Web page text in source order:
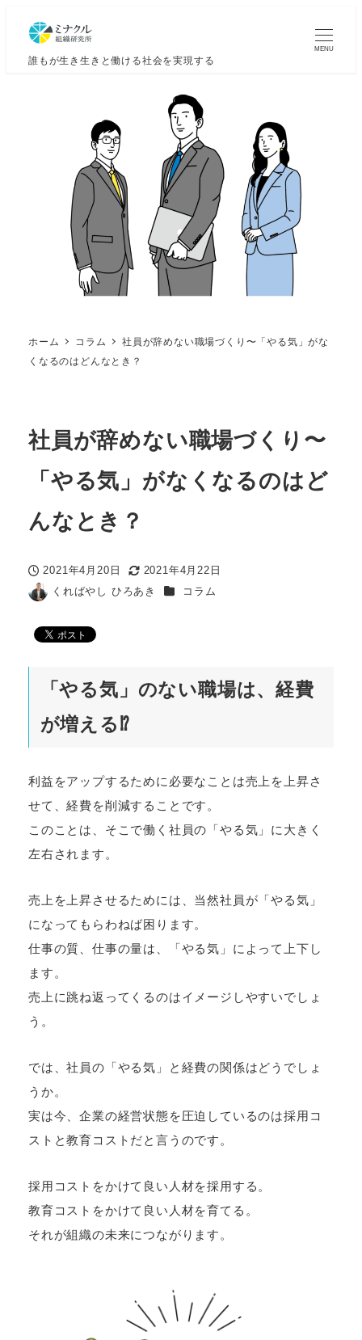
誰もが生き生きと働ける社会を実現する
MENU
ホーム コラム
社員が辞めない職場づくり〜「やる気」がな
くなるのはどんなとき？
社員が辞めない職場づくり〜
「やる気」がなくなるのはど
んなとき？
投稿日
2021年4月20日
更新日
2021年4月22日
著
くればやし ひろあき カテゴリー
コラム
「やる気」のない職場は、経費
が増える⁉︎
利益をアップするために必要なことは売上を上昇さ
せて、経費を削減することです。
このことは、そこで働く社員の「やる気」に大きく
左右されます。
売上を上昇させるためには、当然社員が「やる気」
になってもらわねば困ります。
仕事の質、仕事の量は、「やる気」によって上下し
ます。
売上に跳ね返ってくるのはイメージしやすいでしょ
う。
では、社員の「やる気」と経費の関係はどうでしょ
うか。
実は今、企業の経営状態を圧迫しているのは採用コ
ストと教育コストだと言うのです。
採用コストをかけて良い人材を採用する。
教育コストをかけて良い人材を育てる。
それが組織の未来につながります。